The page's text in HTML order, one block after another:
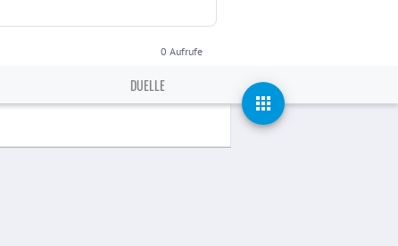
0 Aufrufe
DUELLE